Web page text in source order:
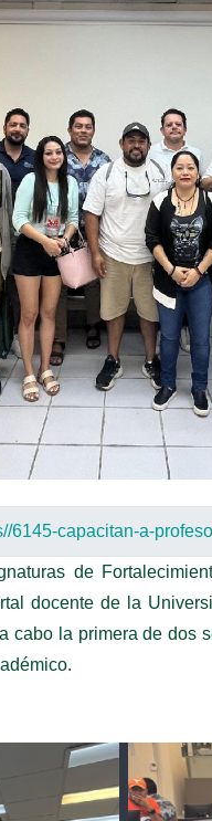
de
docente de la
cabo la primera de dos